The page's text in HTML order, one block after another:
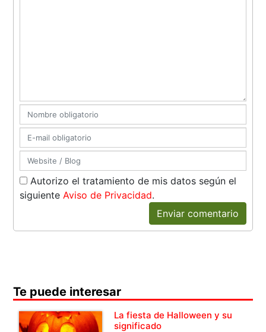
Autorizo el tratamiento de mis datos según el
siguiente Aviso de Privacidad.
Enviar comentario
Te puede interesar
La fiesta de Halloween y su
significado